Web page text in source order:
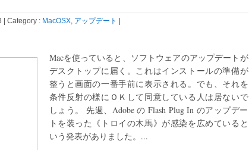
| Category : MacOSX, アップデート |
Macを使っていると、ソフトウェアのアップデートが
デスクトップに届く。これはインストールの準備が
整うと画面の一番手前に表示される。でも、それを
条件反射の様にＯＫして同意している人は居ないで
しょう。 先週、Adobe の Flash Plug In のアップデー
トを装った《トロイの木馬》が感染を広めていると
いう発表がありました。...